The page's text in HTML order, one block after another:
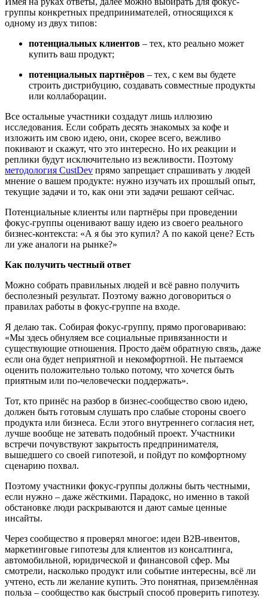
группы конкретных предпринимателей, относящихся к
одному из двух типов:
потенциальных клиентов – тех, кто реально может
купить ваш продукт;
потенциальных партнёров – тех, с кем вы будете
строить дистрибуцию, создавать совместные продукты
или коллаборации.
Все остальные участники создадут лишь иллюзию
исследования. Если собрать десять знакомых за кофе и
изложить им свою идею, они, скорее всего, вежливо
покивают и скажут, что это интересно. Но их реакции и
реплики будут исключительно из вежливости. Поэтому
методология CustDev прямо запрещает спрашивать у людей
мнение о вашем продукте: нужно изучать их прошлый опыт,
текущие задачи и то, как они эти задачи решают сейчас.
Потенциальные клиенты или партнёры при проведении
фокус-группы оценивают вашу идею из своего реального
бизнес-контекста: «А я бы это купил? А по какой цене? Есть
ли уже аналоги на рынке?»
Как получить честный ответ
Можно собрать правильных людей и всё равно получить
бесполезный результат. Поэтому важно договориться о
правилах работы в фокус-группе на входе.
Я делаю так. Собирая фокус-группу, прямо проговариваю:
«Мы здесь обнуляем все социальные привязанности и
существующие отношения. Просто даём обратную связь, даже
если она будет неприятной и некомфортной. Не пытаемся
оценить положительно только потому, что хочется быть
приятным или по-человечески поддержать».
Тот, кто принёс на разбор в бизнес-сообщество свою идею,
должен быть готовым слушать про слабые стороны своего
продукта или бизнеса. Если этого внутреннего согласия нет,
лучше вообще не затевать подобный проект. Участники
встречи почувствуют закрытость предпринимателя,
вышедшего со своей гипотезой, и пойдут по комфортному
сценарию похвал.
Поэтому участники фокус-группы должны быть честными,
если нужно – даже жёсткими. Парадокс, но именно в такой
обстановке люди раскрываются и дают самые ценные
инсайты.
Через сообщество я проверял многое: идеи B2B-ивентов,
маркетинговые гипотезы для клиентов из консалтинга,
автомобильной, юридической и финансовой сфер. Мы
смотрели, насколько продукт или событие интересны, всё ли
учтено, есть ли желание купить. Это понятная, приземлённая
польза – сообщество как быстрый способ проверить гипотезу.